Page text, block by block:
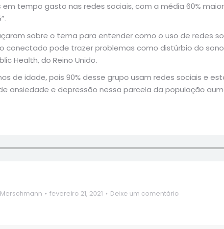
tempo gasto nas redes sociais, com a média 60%
sobre o tema para entender como o uso de redes
pode trazer problemas como distúrbio do
Health, do Reino Unido.
de idade, pois 90% desse grupo usam redes sociais e
ansiedade e depressão nessa parcela da população
fevereiro 21, 2021 Deixe um comentário